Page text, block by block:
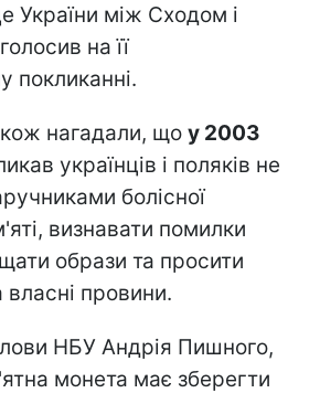
України між Сходом і
на її
покликанні.
нагадали, що у 2003
українців і поляків не
болісної
визнавати помилки
образи та просити
провини.
НБУ Андрія Пишного,
монета має зберегти